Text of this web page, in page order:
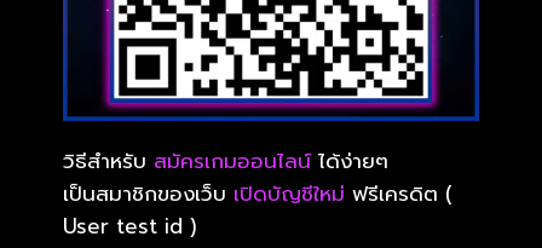
วิธีสำหรับ สมัครเกมออนไลน์ได้ง่ายๆ
เป็นสมาชิกของเว็บ เปิดบัญชีใหม่ ฟรีเครดิต (
User test id )